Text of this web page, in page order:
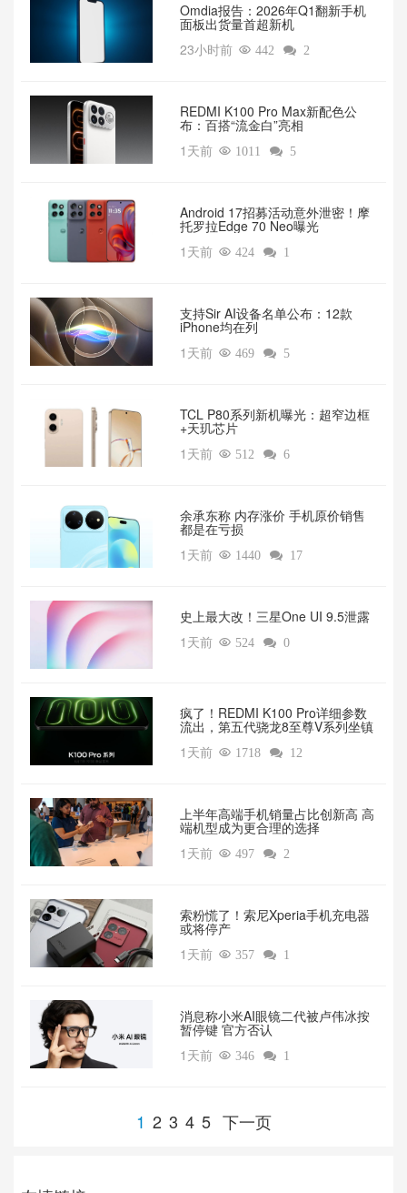
Omdia报告：2026年Q1翻新手机
面板出货量首超新机
23小时前  442  2
REDMI K100 Pro Max新配色公
布：百搭“流金白”亮相
1天前  1011  5
Android 17招募活动意外泄密！摩
托罗拉Edge 70 Neo曝光
1天前  424  1
支持Sir AI设备名单公布：12款
iPhone均在列
1天前  469  5
TCL P80系列新机曝光：超窄边框
+天玑芯片
1天前  512  6
余承东称 内存涨价 手机原价销售
都是在亏损
1天前  1440  17
‌史上最大改！三星One UI 9.5泄露
1天前  524  0
疯了！REDMI K100 Pro详细参数
流出，第五代骁龙8至尊V系列坐镇‌
1天前  1718  12
上半年高端手机销量占比创新高 高
端机型成为更合理的选择
1天前  497  2
索粉慌了！索尼Xperia手机充电器
或将停产
1天前  357  1
消息称小米AI眼镜二代被卢伟冰按
暂停键 官方否认
1天前  346  1
1 2 3 4 5 下一页